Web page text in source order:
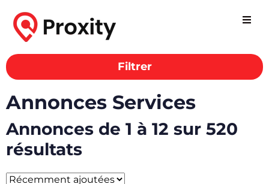
Filtrer
Annonces Services
Annonces de 1 à 12 sur 520
résultats